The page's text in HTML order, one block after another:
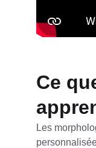
Ce
Les